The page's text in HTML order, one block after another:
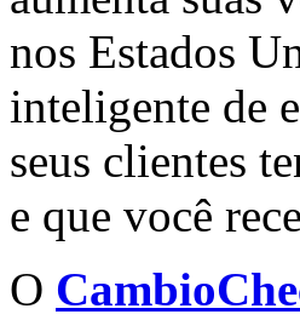
nos Estados
inteligente de
seus clientes
e que você
O